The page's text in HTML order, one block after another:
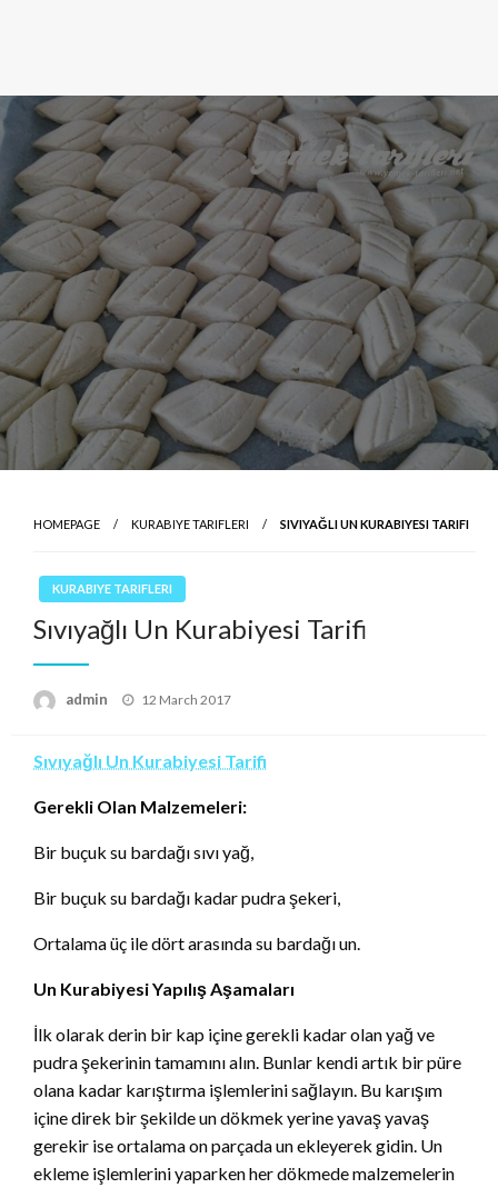
HOMEPAGE KURABIYE TARIFLERI SIVIYAĞLI UN KURABIYESI TARIFI
KURABIYE TARIFLERI
Sıvıyağlı Un Kurabiyesi Tarifi
admin
Posted
12 March 2017
Sıvıyağlı Un Kurabiyesi Tarifi
Gerekli Olan Malzemeleri:
Bir buçuk su bardağı sıvı yağ,
Bir buçuk su bardağı kadar pudra şekeri,
Ortalama üç ile dört arasında su bardağı un.
Un Kurabiyesi Yapılış Aşamaları
İlk olarak derin bir kap içine gerekli kadar olan yağ ve
pudra şekerinin tamamını alın. Bunlar kendi artık bir püre
olana kadar karıştırma işlemlerini sağlayın. Bu karışım
içine direk bir şekilde un dökmek yerine yavaş yavaş
gerekir ise ortalama on parçada un ekleyerek gidin. Un
ekleme işlemlerini yaparken her dökmede malzemelerin